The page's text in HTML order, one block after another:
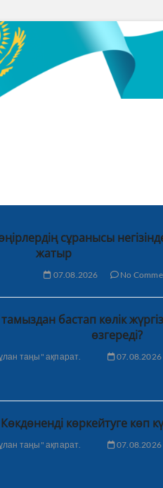
сұранысы
жатыр
07.08.2026 No
бастап көлік
өзгереді?
таңы" ақпарат. 07.08.2026
Көкдөненді көркейтуге көп
таңы" ақпарат. 07.08.2026